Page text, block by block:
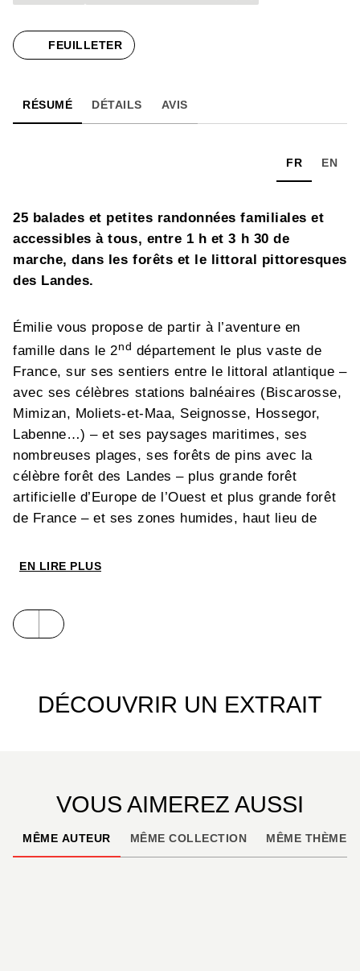
FEUILLETER
RÉSUMÉ DÉTAILS AVIS
FR EN
25 balades et petites randonnées familiales et
accessibles à tous, entre 1 h et 3 h 30 de
marche, dans les forêts et le littoral pittoresques
des Landes.
Émilie vous propose de partir à l’aventure en
famille dans le 2nd département le plus vaste de
France, sur ses sentiers entre le littoral atlantique –
avec ses célèbres stations balnéaires (Biscarosse,
Mimizan, Moliets-et-Maa, Seignosse, Hossegor,
Labenne…) – et ses paysages maritimes, ses
nombreuses plages, ses forêts de pins avec la
célèbre forêt des Landes – plus grande forêt
artificielle d’Europe de l’Ouest et plus grande forêt
de France – et ses zones humides, haut lieu de
vallées et son riche patrimoine bâti, le tout à
EN LIRE PLUS
DÉCOUVRIR UN EXTRAIT
VOUS AIMEREZ AUSSI
MÊME AUTEUR MÊME COLLECTION MÊME THÈME